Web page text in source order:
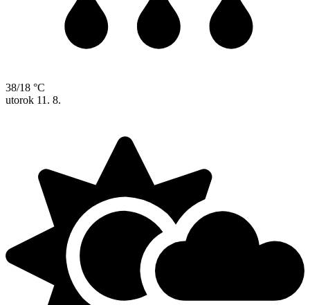
38/18 °C
utorok 11. 8.